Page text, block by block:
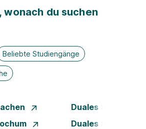
wonach du suchen
Beliebte Studiengänge
Duales Studium
Duales Studium